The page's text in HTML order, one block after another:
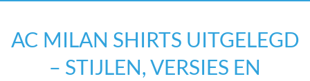
inhoud
AC MILAN SHIRTS UITGELEGD
– STIJLEN, VERSIES EN